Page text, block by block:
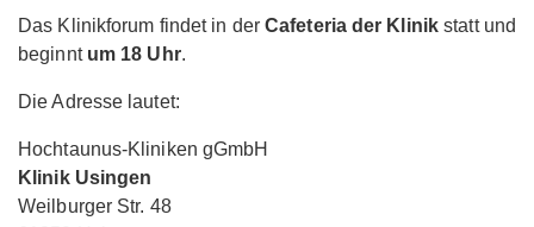
Das Klinikforum findet in der Cafeteria der Klinik statt und
beginnt um 18 Uhr.
Die Adresse lautet:
Hochtaunus-Kliniken gGmbH
Klinik Usingen
Weilburger Str. 48